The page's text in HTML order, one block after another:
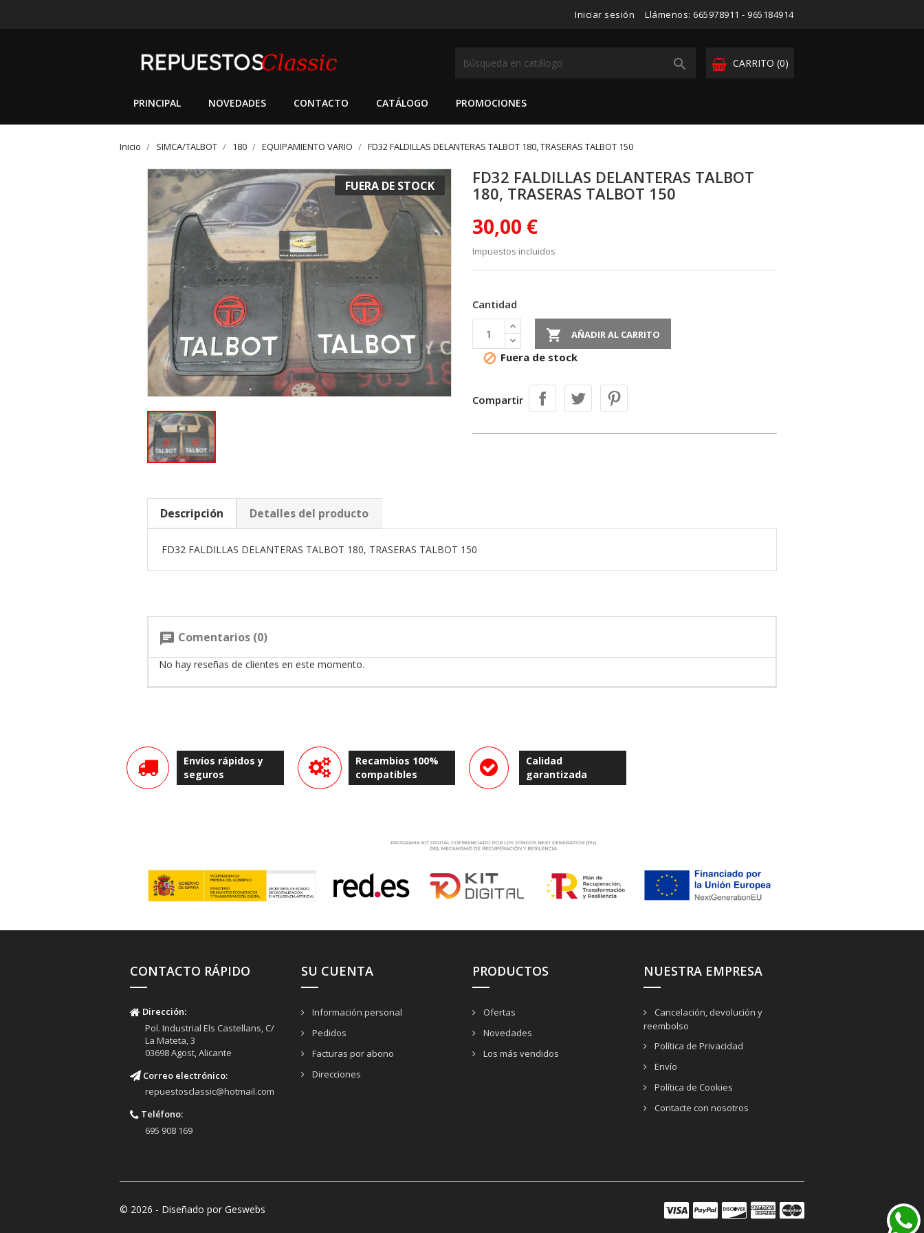
Iniciar sesión Llámenos: 665978911 - 965184914
CARRITO (0)

PRINCIPAL NOVEDADES CONTACTO CATÁLOGO PROMOCIONES
Inicio SIMCA/TALBOT 180 EQUIPAMIENTO VARIO FD32 FALDILLAS DELANTERAS TALBOT 180, TRASERAS TALBOT 150
FUERA DE STOCK
FD32 FALDILLAS DELANTERAS TALBOT
180, TRASERAS TALBOT 150
30,00 €
Impuestos incluidos
Cantidad
 AÑADIR AL CARRITO
 Fuera de stock
Compartir
Descripción Detalles del producto
FD32 FALDILLAS DELANTERAS TALBOT 180, TRASERAS TALBOT 150
chat Comentarios (0)
No hay reseñas de clientes en este momento.
Envíos rápidos y
seguros
Recambios 100%
compatibles
Calidad
garantizada
CONTACTO RÁPIDO
Dirección:
Pol. Industrial Els Castellans, C/
La Mateta, 3
03698 Agost, Alicante
Correo electrónico:
repuestosclassic@hotmail.com
Teléfono:
695 908 169
SU CUENTA
Información personal
Pedidos
Facturas por abono
Direcciones
PRODUCTOS
Ofertas
Novedades
Los más vendidos
NUESTRA EMPRESA
Cancelación, devolución y
reembolso
Política de Privacidad
Envío
Política de Cookies
Contacte con nosotros
© 2026 - Diseñado por Geswebs